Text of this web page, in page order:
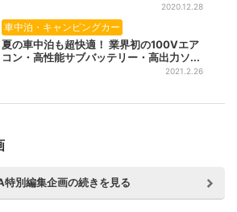
2020.12.28
車中泊・キャンピングカー
夏の車中泊も超快適！ 業界初の100Vエア
コン・高性能サブバッテリー・高出力ソ...
2021.2.26
特別編集企画の続きを見る